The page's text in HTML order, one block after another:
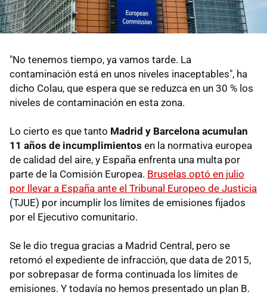
"No tenemos tiempo, ya vamos tarde. La
contaminación está en unos niveles inaceptables", ha
dicho Colau, que espera que se reduzca en un 30 % los
niveles de contaminación en esta zona.
Lo cierto es que tanto Madrid y Barcelona acumulan
11 años de incumplimientos en la normativa europea
de calidad del aire, y España enfrenta una multa por
parte de la Comisión Europea. Bruselas optó en julio
por llevar a España ante el Tribunal Europeo de Justicia
(TJUE) por incumplir los límites de emisiones fijados
por el Ejecutivo comunitario.
Se le dio tregua gracias a Madrid Central, pero se
retomó el expediente de infracción, que data de 2015,
por sobrepasar de forma continuada los límites de
emisiones. Y todavía no hemos presentado un plan B.